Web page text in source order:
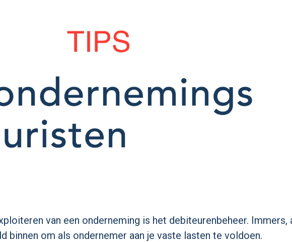
van een onderneming is het debiteurenbeheer. Immers,
binnen om als ondernemer aan je vaste lasten te voldoen.